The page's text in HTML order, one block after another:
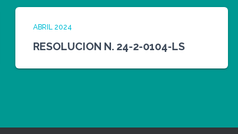
ABRIL 2024
RESOLUCION N. 24-2-0104-LS